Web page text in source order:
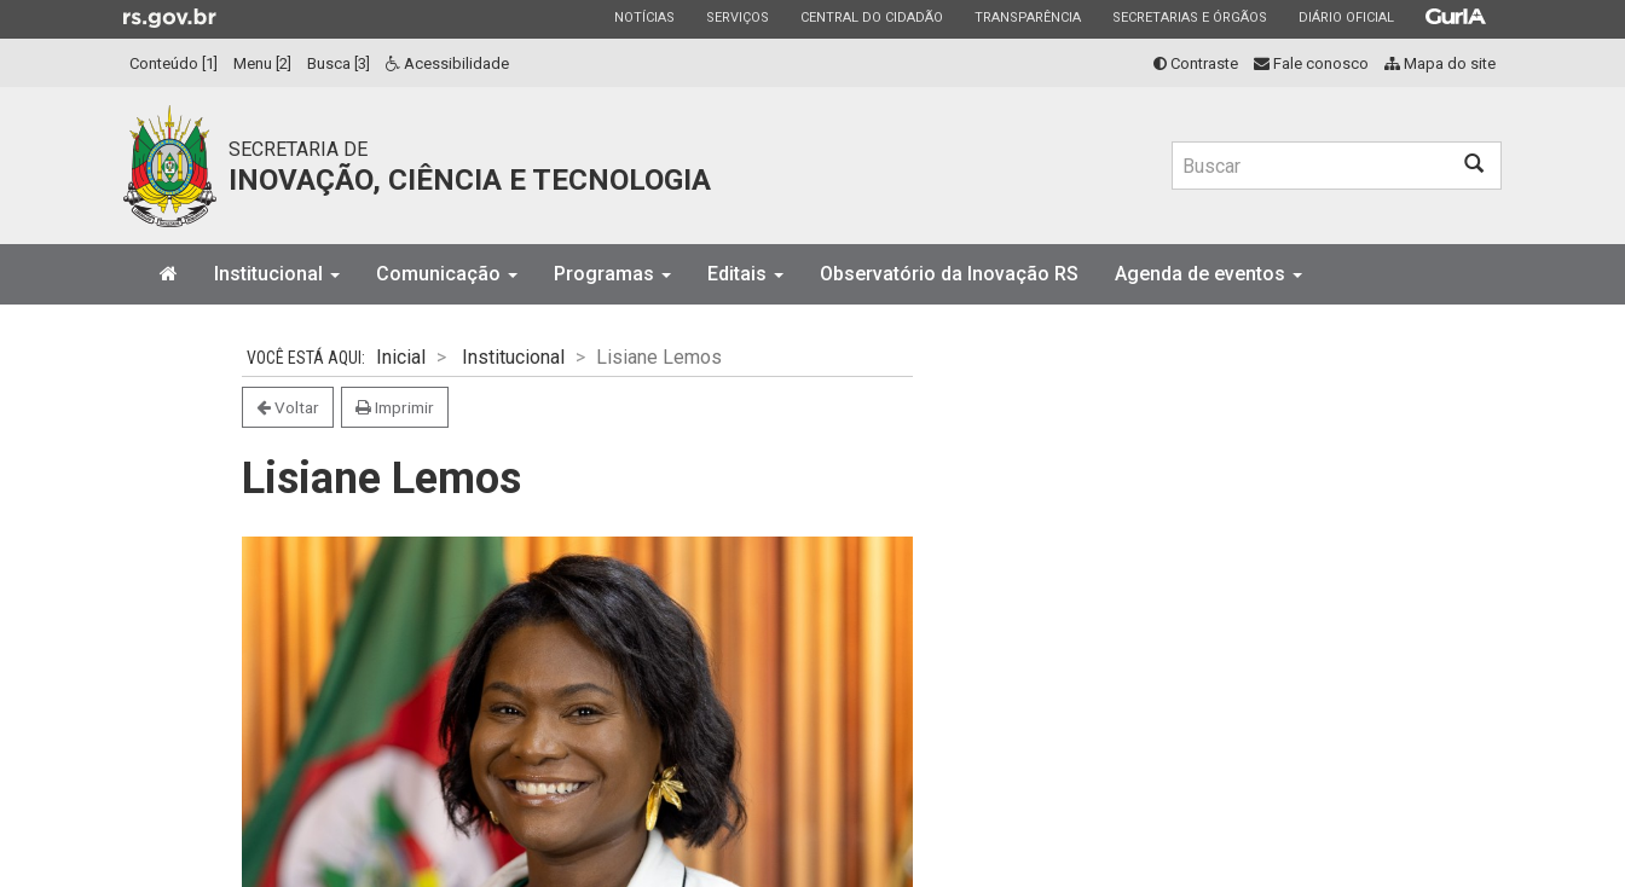
para
Ir
a
ESTADO
NOTÍCIAS ESTADO
SERVIÇOS ESTADO
CENTRAL DO CIDADÃO ESTADO
TRANSPARÊNCIA ESTADO
SECRETARIAS E ÓRGÃOS ESTADO
DIÁRIO OFICIAL ESTADO
Conteúdo [1] Menu [2] Busca [3] Acessibilidade Contraste Fale conosco Mapa do site
SECRETARIA DE
INOVAÇÃO, CIÊNCIA E TECNOLOGIA Buscar
Institucional Comunicação Programas Editais Observatório da Inovação RS
Agenda de eventos
Inicial Institucional Lisiane Lemos
Voltar Imprimir
Lisiane Lemos